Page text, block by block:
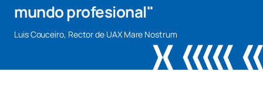
mundo profesional"
Luis Couceiro, Rector de UAX Mare Nostrum